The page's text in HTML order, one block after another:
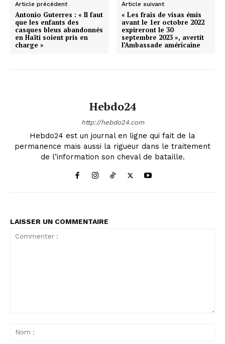
Article précédent
Antonio Guterres : « Il faut
que les enfants des
casques bleus abandonnés
en Haïti soient pris en
charge »
Article suivant
« Les frais de visas émis
avant le 1er octobre 2022
expireront le 30
septembre 2023 », avertit
l’Ambassade américaine
Hebdo24
http://hebdo24.com
Hebdo24 est un journal en ligne qui fait de la
permanence mais aussi la rigueur dans le traitement
de l’information son cheval de bataille.
LAISSER UN COMMENTAIRE